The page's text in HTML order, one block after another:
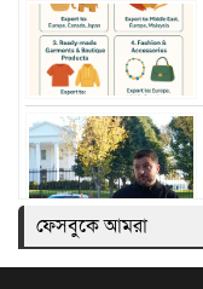
ফেসবুকে আমরা